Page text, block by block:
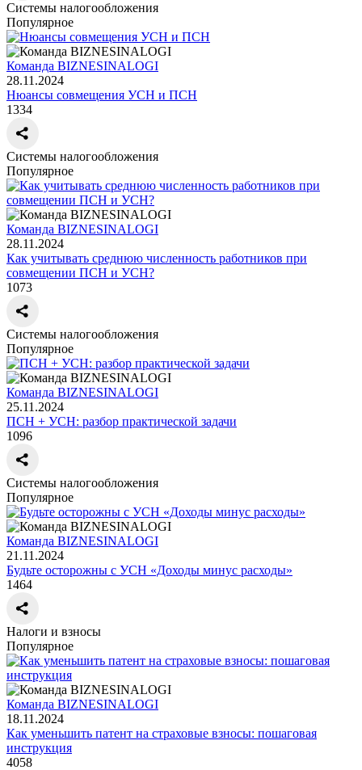
Системы налогообложения
Популярное
Команда BIZNESINALOGI
28.11.2024
Нюансы совмещения УСН и ПСН
1334
Системы налогообложения
Популярное
Команда BIZNESINALOGI
28.11.2024
Как учитывать среднюю численность работников при
совмещении ПСН и УСН?
1073
Системы налогообложения
Популярное
Команда BIZNESINALOGI
25.11.2024
ПСН + УСН: разбор практической задачи
1096
Системы налогообложения
Популярное
Команда BIZNESINALOGI
21.11.2024
Будьте осторожны с УСН «Доходы минус расходы»
1464
Налоги и взносы
Популярное
Команда BIZNESINALOGI
18.11.2024
Как уменьшить патент на страховые взносы: пошаговая
инструкция
4058